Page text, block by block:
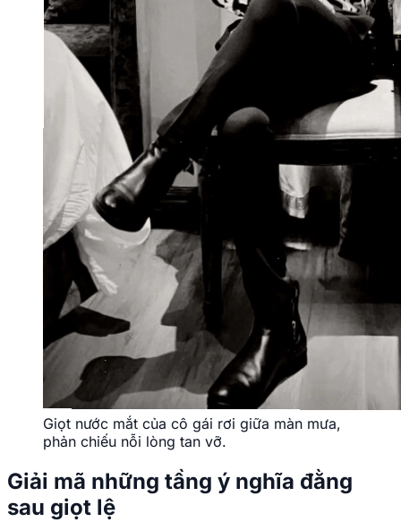
Giọt nước mắt của cô gái rơi giữa màn mưa,
phản chiếu nỗi lòng tan vỡ.
Giải mã những tầng ý nghĩa đằng
sau giọt lệ